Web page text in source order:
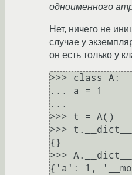
одноименного
Нет, ничего не
случае у
он есть только у
>>> class A:
... a = 1
...
>>> t = A()
>>> t.__dict__
{}
>>> A.__dict__
{'a': 1,